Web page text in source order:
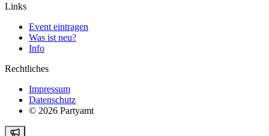
Links
Event eintragen
Was ist neu?
Info
Rechtliches
Impressum
Datenschutz
© 2026 Partyamt